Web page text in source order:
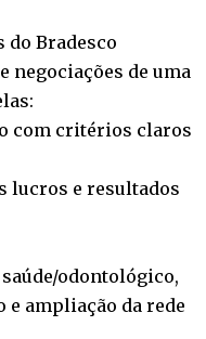
do Bradesco
negociações de uma
com critérios claros
lucros e resultados
odontológico,
ampliação da rede